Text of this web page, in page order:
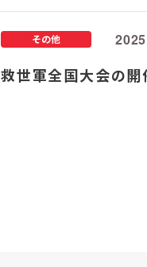
救世軍全国大会の開
その他